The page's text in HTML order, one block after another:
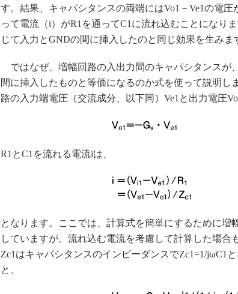
す。結果、キャパシタンスの両端にはVo1－Ve1の電
って電流（i）がR1を通ってC1に流れ込むことになり
じて入力とGNDの間に挿入したのと同じ効果を生みま
ではなぜ、増幅回路の入出力間のキャパシタンスが
間に挿入したものと等価になるのか式を使って説明し
路の入力端電圧（交流成分、以下同）Ve1と出力電圧
R1とC1を流れる電流iは、
となります。ここでは、計算式を簡単にするために増
していますが、流れ込む電流を考慮して計算した場合
Zc1はキャパシタンスのインピーダンスでZc1=1/jωC1
と、